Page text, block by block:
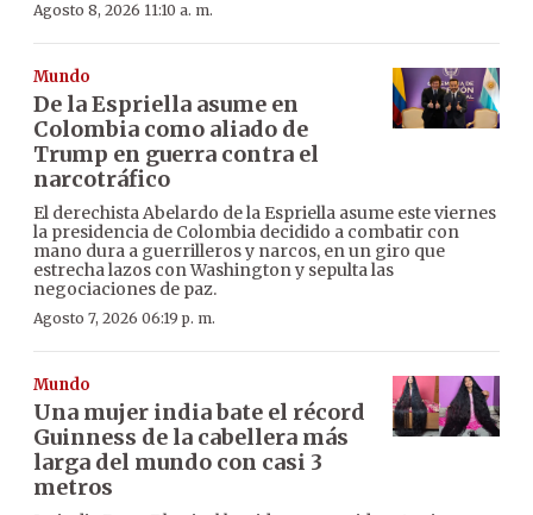
Agosto 8, 2026 11:10 a. m.
Mundo
De la Espriella asume en
Colombia como aliado de
Trump en guerra contra el
narcotráfico
El derechista Abelardo de la Espriella asume este viernes
la presidencia de Colombia decidido a combatir con
mano dura a guerrilleros y narcos, en un giro que
estrecha lazos con Washington y sepulta las
negociaciones de paz.
Agosto 7, 2026 06:19 p. m.
Mundo
Una mujer india bate el récord
Guinness de la cabellera más
larga del mundo con casi 3
metros